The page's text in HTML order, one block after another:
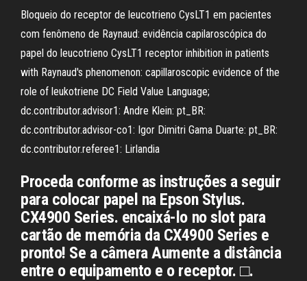
Bloqueio do receptor de leucotrieno CysLT1 em pacientes
com fenômeno de Raynaud: evidência capilaroscópica do
papel do leucotrieno CysLT1 receptor inhibition in patients
with Raynaud's phenomenon: capillaroscopic evidence of the
role of leukotriene DC Field Value Language;
dc.contributor.advisor1: Andre Klein: pt_BR:
dc.contributor.advisor-co1: Igor Dimitri Gama Duarte: pt_BR:
dc.contributor.referee1: Lirlandia
Proceda conforme as instruções a seguir
para colocar papel na Epson Stylus.
CX4900 Series. encaixá-lo no slot para
cartão de memória da CX4900 Series e
pronto! Se a câmera Aumente a distância
entre o equipamento e o receptor. □.